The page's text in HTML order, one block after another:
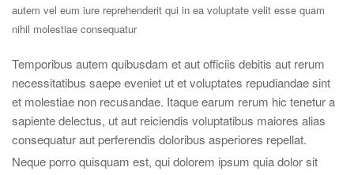
autem vel eum iure reprehenderit qui in ea voluptate velit esse quam
nihil molestiae consequatur
Temporibus autem quibusdam et aut officiis debitis aut rerum
necessitatibus saepe eveniet ut et voluptates repudiandae sint
et molestiae non recusandae. Itaque earum rerum hic tenetur a
sapiente delectus, ut aut reiciendis voluptatibus maiores alias
consequatur aut perferendis doloribus asperiores repellat.
Neque porro quisquam est, qui dolorem ipsum quia dolor sit